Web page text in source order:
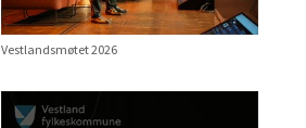
Vestlandsmøtet 2026